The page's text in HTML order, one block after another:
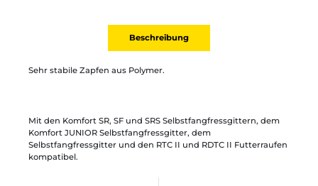
Beschreibung
Sehr stabile Zapfen aus Polymer.
Mit den Komfort SR, SF und SRS Selbstfangfressgittern, dem
Komfort JUNIOR Selbstfangfressgitter, dem
Selbstfangfressgitter und den RTC II und RDTC II Futterraufen
kompatibel.